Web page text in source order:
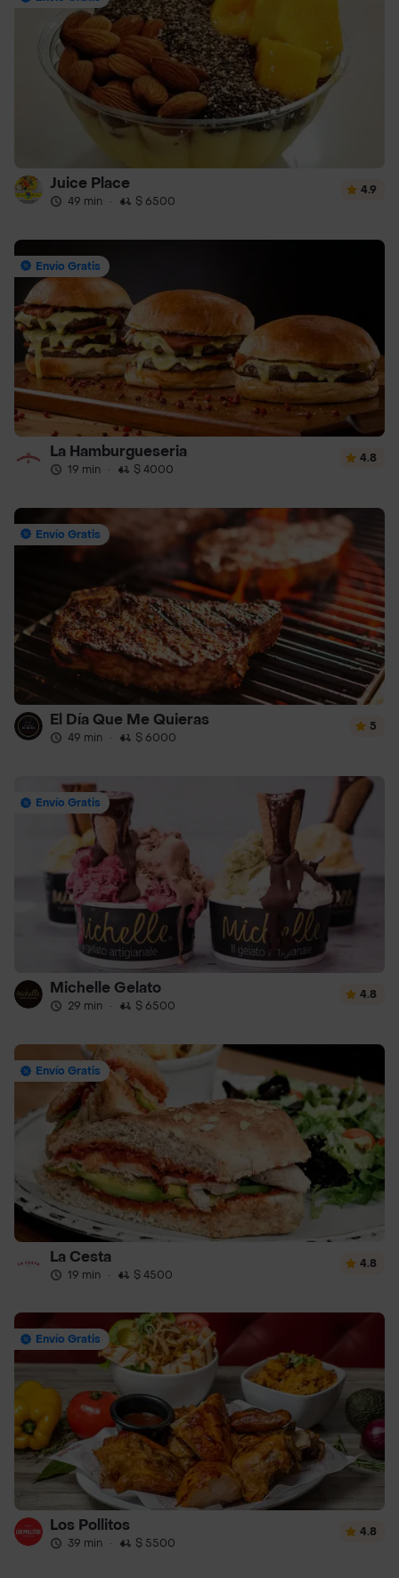
Juice Place
49 min · $ 6500
4.9
Envío Gratis
La Hamburgueseria
19 min · $ 4000
4.8
Envío Gratis
El Día Que Me Quieras
49 min · $ 6000
5
Envío Gratis
Michelle Gelato
29 min · $ 6500
4.8
Envío Gratis
La Cesta
19 min · $ 4500
4.8
Envío Gratis
Los Pollitos
39 min · $ 5500
4.8